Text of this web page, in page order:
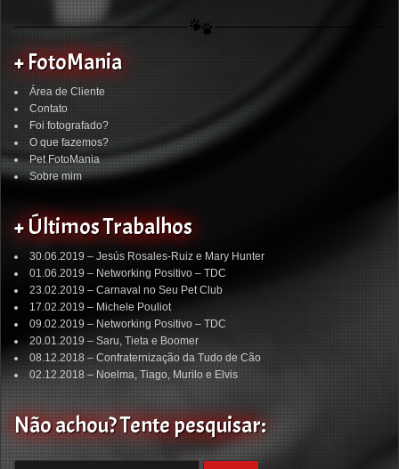
+ FotoMania
Área de Cliente
Contato
Foi fotografado?
O que fazemos?
Pet FotoMania
Sobre mim
+ Últimos Trabalhos
30.06.2019 – Jesús Rosales-Ruiz e Mary Hunter
01.06.2019 – Networking Positivo – TDC
23.02.2019 – Carnaval no Seu Pet Club
17.02.2019 – Michele Pouliot
09.02.2019 – Networking Positivo – TDC
20.01.2019 – Saru, Tieta e Boomer
08.12.2018 – Confraternização da Tudo de Cão
02.12.2018 – Noelma, Tiago, Murilo e Elvis
Não achou? Tente pesquisar: